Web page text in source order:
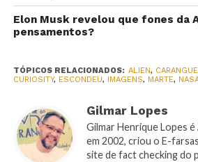
Elon Musk revelou que fones da
pensamentos?
TÓPICOS RELACIONADOS: ALIEN,
CURIOSITY, ESCONDEU, IMAGENS, MARTE,
Gilmar Lopes
Gilmar Henrique Lopes é
em 2002, criou o E-
site de fact checking do